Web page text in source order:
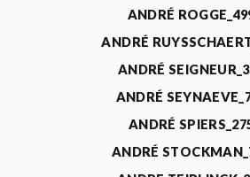
ANDRÉ
ANDRÉ
ANDRÉ
ANDRÉ
ANDRÉ
ANDRÉ